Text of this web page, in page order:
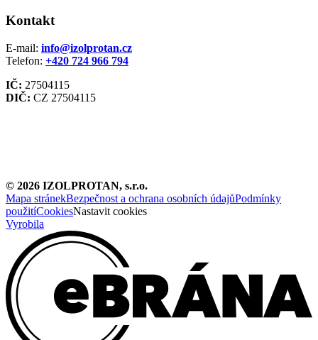
Kontakt
E-mail: info@izolprotan.cz
Telefon: +420 724 966 794
IČ: 27504115
DIČ: CZ 27504115
© 2026 IZOLPROTAN, s.r.o.
Mapa stránekBezpečnost a ochrana osobních údajůPodmínky
použitíCookiesNastavit cookies
Vyrobila